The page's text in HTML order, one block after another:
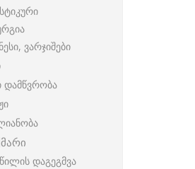
ვარჯიშები
დამწვრობა
დაგეგმვა